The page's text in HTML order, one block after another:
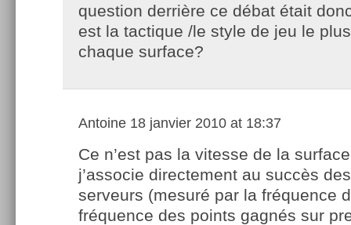
question derrière ce débat était
est la tactique /le style de jeu le
chaque surface?
Antoine 18 janvier 2010 at 18:37
Ce n’est pas la vitesse de la
j’associe directement au succès des
serveurs (mesuré par la fréquence
fréquence des points gagnés sur